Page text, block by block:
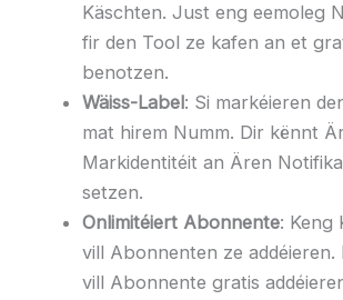
Käschten. Just eng eemoleg
fir den Tool ze kafen an et
benotzen.
Wäiss-Label: Si markéieren
mat hirem Numm. Dir kënnt
Markidentitéit an Ären
setzen.
Onlimitéiert Abonnente: Keng
vill Abonnenten ze addéieren.
vill Abonnente gratis